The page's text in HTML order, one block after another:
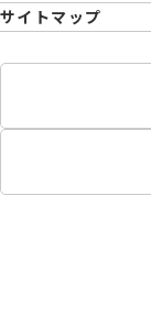
サイトマップ